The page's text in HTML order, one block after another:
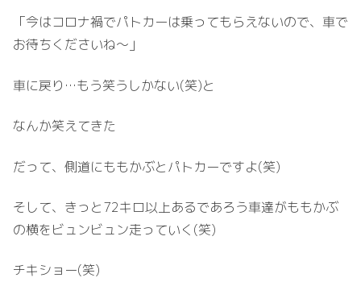
「今はコロナ禍でパトカーは乗ってもらえないので、車で
お待ちくださいね～」
車に戻り…もう笑うしかない(笑)と
なんか笑えてきた
だって、側道にももかぶとパトカーですよ(笑)
そして、きっと72キロ以上あるであろう車達がももかぶ
の横をビュンビュン走っていく(笑)
チキショー(笑)